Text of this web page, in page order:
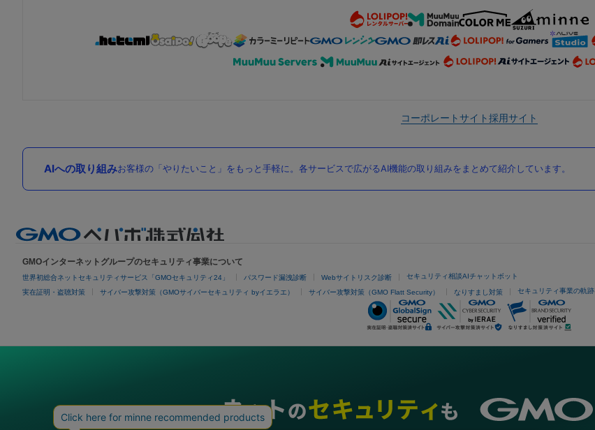
コーポレートサイト採用サイト
AIへの取り組みお客様の「やりたいこと」をもっと手軽に。各サービスで広がるAI機能の取り組みをまとめて紹介しています。
GMOインターネットグループのセキュリティ事業について
世界初総合ネットセキュリティサービス「GMOセキュリティ24」 パスワード漏洩診断 Webサイトリスク診断 セキュリティ相談AIチャットボット
実在証明・盗聴対策 サイバー攻撃対策（GMOサイバーセキュリティ byイエラエ） サイバー攻撃対策（GMO Flatt Security） なりすまし対策 セキュリティ事業の軌跡